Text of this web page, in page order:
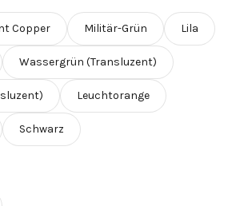
Copper Militär-Grün Lila
Wassergrün (Transluzent)
Leuchtorange
Schwarz